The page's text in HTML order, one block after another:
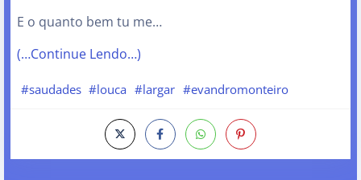
E o quanto bem tu me…
(…Continue Lendo…)
#saudades #louca #largar #evandromonteiro